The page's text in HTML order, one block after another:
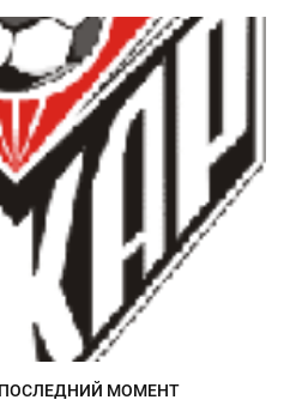
ПОСЛЕДНИЙ МОМЕНТ